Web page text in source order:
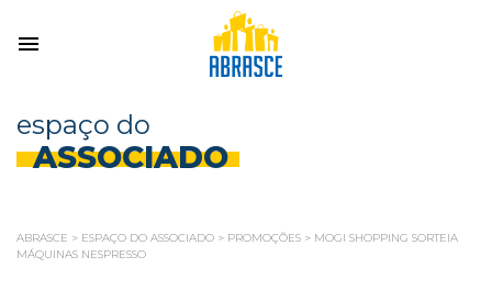
espaço do
ASSOCIADO
ABRASCE > ESPAÇO DO ASSOCIADO > PROMOÇÕES > MOGI SHOPPING SORTEIA
MÁQUINAS NESPRESSO